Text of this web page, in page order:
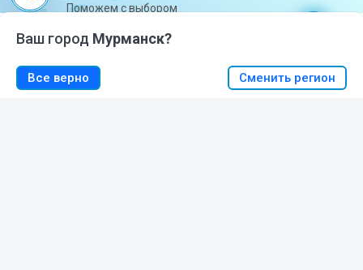
МЕНЮ ИЗБРАННОЕ
Поможем с выбором
Сделано в Мурманске
Собственное производство
Ваш город Мурманск?
Все верно Сменить регион
Нажмите
и выберете «На экран Домой»
Мы используем файлы cookie